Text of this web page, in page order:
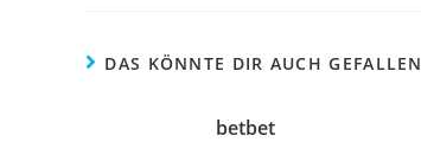
DAS KÖNNTE DIR AUCH GEFALLEN
betbet